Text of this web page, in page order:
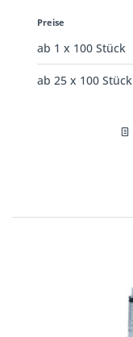
Preise
ab 1x 100 Stück
ab 25x 100 Stück